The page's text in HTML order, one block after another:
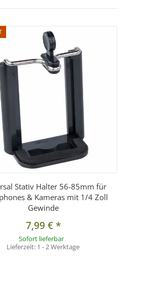
Stativ Halter 56-85mm für
& Kameras mit 1/4 Zoll
Gewinde
7,99 €*
Sofort lieferbar
Lieferzeit: 1 - 2 Werktage